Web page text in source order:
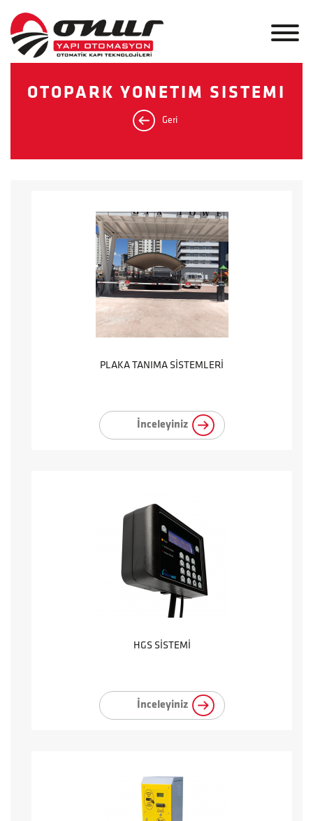
OTOPARK YONETIM SISTEMI
Geri
PLAKA TANIMA SİSTEMLERİ
İnceleyiniz
HGS SİSTEMİ
İnceleyiniz